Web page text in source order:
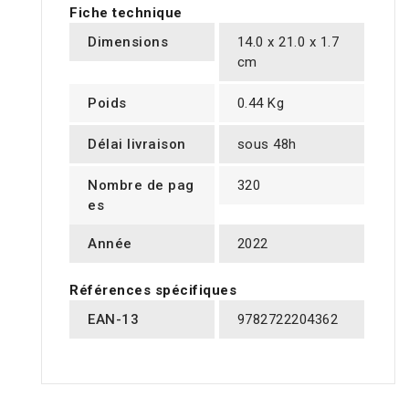
Fiche technique
Dimensions
14.0 x 21.0 x 1.7
cm
Poids 0.44 Kg
Délai livraison sous 48h
Nombre de pag
es
320
Année 2022
Références spécifiques
EAN-13
9782722204362